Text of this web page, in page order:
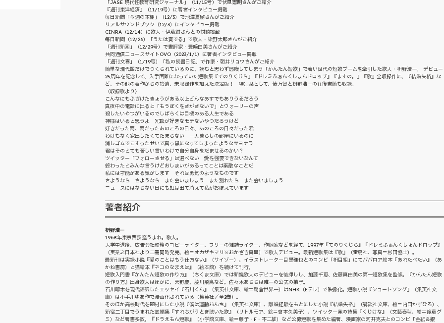
「JASE 現代性教育研究ジャーナル」（11/15号）で伏見憲明さんがご紹介
『週刊東洋経済』（11/19号）に著者インタビュー掲載
毎日新聞「今週の本棚」（12/3）で池澤夏樹さんがご紹介
リアルサウンドブック（12/3）にインタビュー掲載
CINRA（12/14）に歌人・伊藤紺さんとの対談掲載
毎日新聞（12/26）「うたは奏でる」で歌人・染野太郎さんがご紹介
「週刊新潮」（12/29号）で書評家・豊﨑由美さんがご紹介
共同通信ニュースサイトOVO（2023/1/1）に著者インタビュー掲載
「週刊文春」（1/19号）「私の読書日記」で作家・朝井リョウさんがご紹介
簡単な現代語だけでつくられているのに、読むと思わず感嘆してしまう「かんたん短歌」で若い世代の短歌ブームを牽引した歌人・枡野浩一。 デビュー
25周年を記念して、入手困難になっていた短歌集『てのりくじら』『ドレミふぁんくしょんドロップ』『ますの。』『歌』全収録作に、『結婚失格』な
ど、その他の著作からの拾遺、未収録作を加えた決定版！ 特別栞として、俵万智と枡野浩一の往復書簡も収録。
〈収録歌より〉
こんなにもふざけたきょうがある以上どんなあすでもありうるだろう
真夜中の電話に出ると「もうぼくをさがさないで」とウォーリーの声
殺したいやつがいるのでしばらくは目標のある人生である
神様はいると思うよ 冗談が好きなモテないやつだろうけど
好きだった雨、雨だったあのころの日々、あのころの日々だった君
わけもなく家出したくてたまらない 一人暮らしの部屋にいるのに
消しゴムでこすったせいで真っ黒になってしまったようなサヨナラ
君はそのとても苦しい言いわけで自分自身をだませるのかい？
ツイッター「フォローさせる」は選べない 愛を強要できないなんて
終わったとみんな言うけどおしまいがあるってことは素敵なことだ
私には才能がある気がします それは勇気のようなものです
さようなら さようなら また会いましょう また別れたら また会いましょう
ニュースにはならない日にも虹は出て消えて私がおぼえています
著者紹介
枡野浩一
1968年東京西荻窪うまれ。歌人。
大学中退後、広告会社勤務のコピーライター、フリーの雑誌ライター、作詞家などを経て、1997年『てのりくじら』『ドレミふぁんくしょんドロップ』
（実業之日本社より二冊同時発売、絵＝オカザキマリ※おかざき真里）で歌人デビュー。最新短歌集は『歌』（雷鳥社、写真＝杉田協士）。
最新刊は実録小説『愛のことはもう仕方ない』（サイゾー）。イラストレーター目黒雅也とのコンビ「枡目組」にてババロア絵本『あれたべたい』（あ
かね書房）と猫絵本『ネコのなまえは』（絵本館）を続けて刊行。
短歌入門書『かんたん短歌の作り方』（ちくま文庫）では新鋭歌人のデビューを後押しし、加藤千恵、佐藤真由美の第一短歌集を監修。『かんたん短歌
の作り方』出身歌人はほかに、天野慶、脇川飛鳥など。佐々木あららは唯一の公式の弟子。
石川啄木を現代語訳したエッセイ『石川くん』（集英社文庫、絵＝朝倉世界一）はNHK（Eテレ）で映像化。短歌小説『ショートソング』（集英社文
庫）は小手川ゆあ作で漫画化されている（集英社／全2巻）。
そのほか高校時代を題材にした小説『僕は運動おんち』（集英社文庫）、離婚経験をもとにした小説『結婚失格』（講談社文庫、絵＝内田かずひろ）、
新宿二丁目でうまれた掌編集『すれちがうとき聴いた歌』（リトルモア、絵＝會本久美子）、ツイッター発の詩集『くじけな』（文藝春秋、絵＝後藤グ
ミ）など著書多数。『ドラえもん短歌』（小学館文庫、絵＝藤子・F・不二雄）など公募短歌を集めた編著、漫画家の河井克夫とのコンビ「金紙＆銀